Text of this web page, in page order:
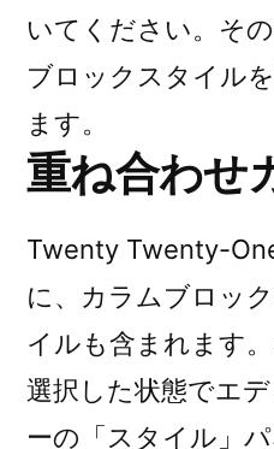
いてください。その
ブロックスタイル
ます。
重ね合わせ
Twenty Twenty-
に、カラムブロッ
イルも含まれます
選択した状態でエ
ーの「スタイル」